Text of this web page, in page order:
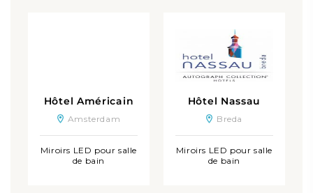
Hôtel Américain
Amsterdam
Miroirs LED pour salle
de bain
Hôtel Nassau
Breda
Miroirs LED pour salle
de bain